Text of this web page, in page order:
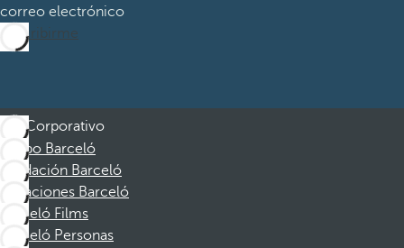
correo electrónico
Suscribirme
Corporativo
Grupo Barceló
Fundación Barceló
Vacaciones Barceló
Barceló Films
Barceló Personas